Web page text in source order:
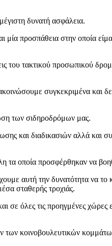
δυνατή ασφάλεια.
προσπάθεια στην οποία
του τακτικού προσωπικού
συγκεκριμένα και
των σιδηροδρόμων μας.
και διαδικασιών αλλά και
τα οποία προσφέρθηκαν να
αυτή την δυνατότητα να
σταθερής τροχιάς.
σε όλες τις προηγμένες χώρες
κοινοβουλευτικών